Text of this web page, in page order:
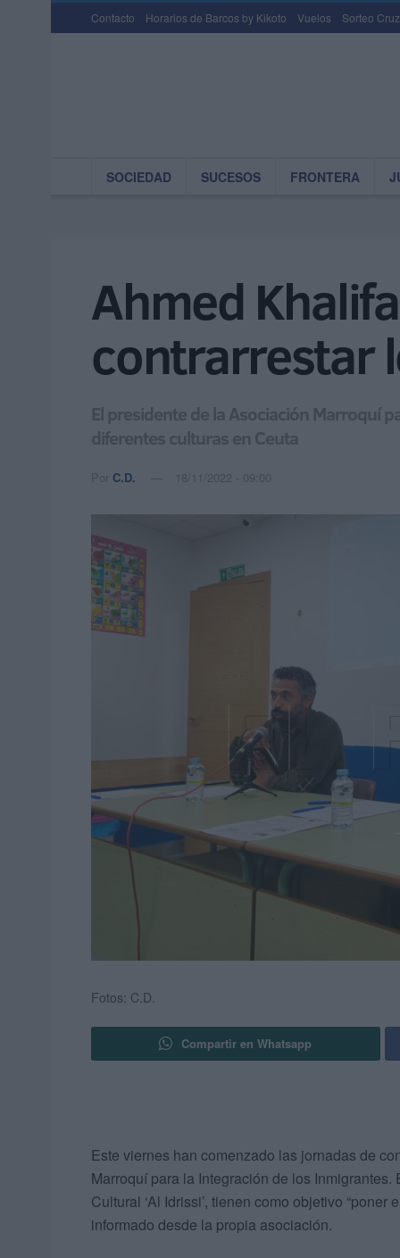
Contacto Horarios de Barcos by Kikoto Vuelos Sorteo
SOCIEDAD SUCESOS FRONTERA
Ahmed
contrarrestar
El presidente de la Asociación Marroquí
diferentes culturas en Ceuta
Por C.D. 18/11/2022 - 09:00
Fotos: C.D.
Compartir en Whatsapp
Este viernes han comenzado las jornadas de
Marroquí para la Integración de los
Cultural ‘Al Idrissi’, tienen como objetivo
informado desde la propia asociación.